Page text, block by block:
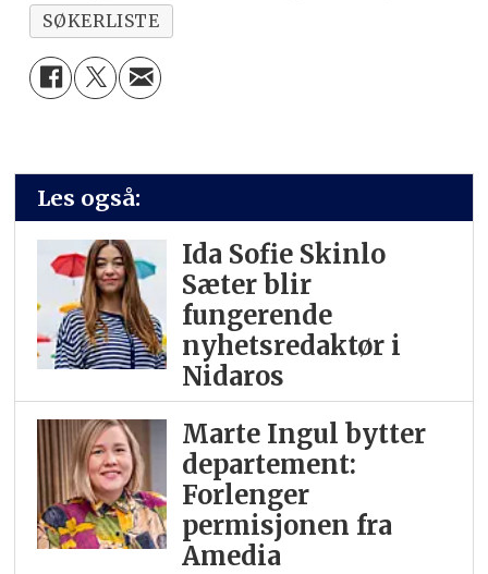
SØKERLISTE
Les også:
Ida Sofie Skinlo
Sæter blir
fungerende
nyhetsredaktør i
Nidaros
Marte Ingul bytter
departement:
Forlenger
permisjonen fra
Amedia